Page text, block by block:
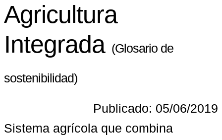
Agricultura
Integrada (Glosario de
sostenibilidad)
Publicado: 05/06/2019
Sistema agrícola que combina